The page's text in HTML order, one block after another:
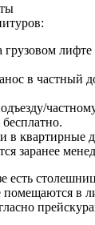
лифте
в частный
в квартирные
заранее
есть
помещаются в